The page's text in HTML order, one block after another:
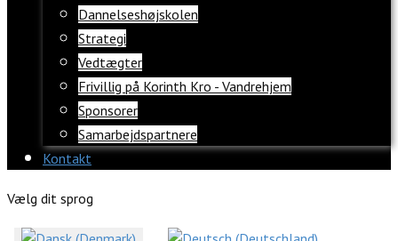
Dannelseshøjskolen
Strategi
Vedtægter
Frivillig på Korinth Kro - Vandrehjem
Sponsorer
Samarbejdspartnere
Kontakt
Vælg dit sprog